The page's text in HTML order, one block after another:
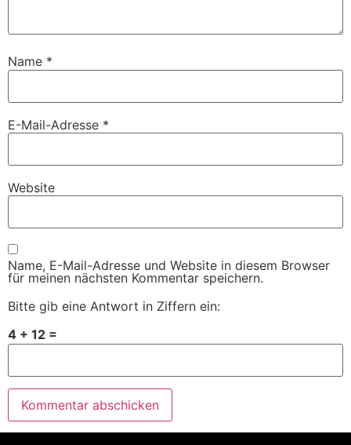
Name *
E-Mail-Adresse *
Website
Name, E-Mail-Adresse und Website in diesem Browser
für meinen nächsten Kommentar speichern.
Bitte gib eine Antwort in Ziffern ein:
4 + 12 =